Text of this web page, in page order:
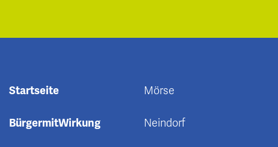
Startseite
BürgermitWirkung
Mörse
Neindorf